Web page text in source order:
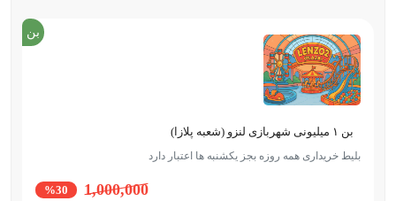
بن ۱ میلیونی شهربازی لنزو (شعبه پلازا)
بلیط خریداری همه روزه بجز یکشنبه ها اعتبار دارد
بن
1,000,000
%30